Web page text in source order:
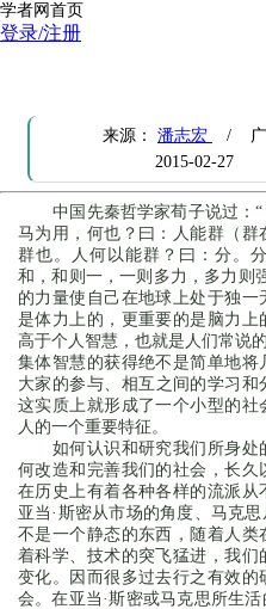
学者网首页
登录/注册
来源： 潘志宏
/ 广
2015-02-27
中国先秦哲学家荀子说过：
马为用，何也？曰：人能群（
群也。人何以能群？曰：分。
和，和则一，一则多力，多力则
的力量使自己在地球上处于独
是体力上的，更重要的是脑力
高于个人智慧，也就是人们常说
集体智慧的获得绝不是简单地
大家的参与、相互之间的学习
这实质上就形成了一个小型的
人的一个重要特征。
如何认识和研究我们所身处
何改造和完善我们的社会，长久
在历史上有着各种各样的流派
亚当·斯密从市场的角度、马克
不是一个静态的东西，随着人
着科学、技术的突飞猛进，我
变化。因而很多过去行之有效
会。在亚当·斯密或马克思所生